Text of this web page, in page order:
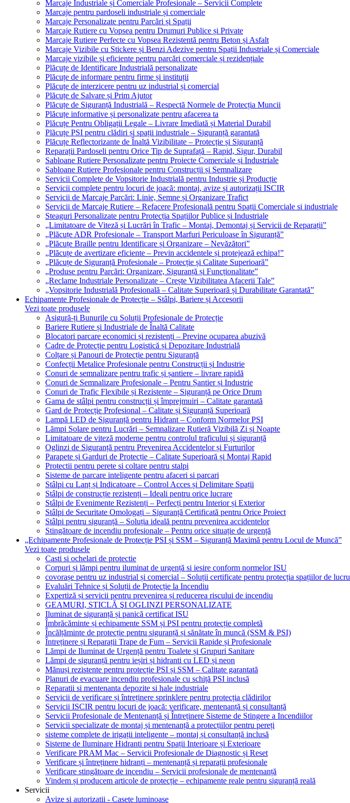
Marcaje Industriale și Comerciale Profesionale – Servicii Complete
Marcaje pentru pardoseli industriale și comerciale
Marcaje Personalizate pentru Parcări și Spații
Marcaje Rutiere cu Vopsea pentru Drumuri Publice și Private
Marcaje Rutiere Perfecte cu Vopsea Rezistentă pentru Beton și Asfalt
Marcaje Vizibile cu Stickere și Benzi Adezive pentru Spații Industriale și Comerciale
Marcaje vizibile și eficiente pentru parcări comerciale și rezidențiale
Plăcuțe de Identificare Industrială personalizate
Plăcuțe de informare pentru firme și instituții
Plăcuțe de interzicere pentru uz industrial și comercial
Plăcuțe de Salvare și Prim Ajutor
Plăcuțe de Siguranță Industrială – Respectă Normele de Protecția Muncii
Plăcuțe informative și personalizate pentru afacerea ta
Plăcuțe Pentru Obligații Legale – Livrare Imediată și Material Durabil
Plăcuțe PSI pentru clădiri și spații industriale – Siguranță garantată
Plăcuțe Reflectorizante de Înaltă Vizibilitate – Protecție și Siguranță
Reparații Pardoseli pentru Orice Tip de Suprafață – Rapid, Sigur, Durabil
Sabloane Rutiere Personalizate pentru Proiecte Comerciale și Industriale
Sabloane Rutiere Profesionale pentru Construcții și Semnalizare
Servicii Complete de Vopsitorie Industrială pentru Industrie și Producție
Servicii complete pentru locuri de joacă: montaj, avize și autorizații ISCIR
Servicii de Marcaje Parcări: Linie, Semne și Organizare Trafict
Servicii de Marcaje Rutiere – Refacere Profesională pentru Spații Comerciale si industriale
Steaguri Personalizate pentru Protecția Spațiilor Publice și Industriale
„Limitatoare de Viteză și Lucrări în Trafic – Montaj, Demontaj și Servicii de Reparații”
„Plăcuțe ADR Profesionale – Transport Marfuri Periculoase în Siguranță”
„Plăcuțe Braille pentru Identificare și Organizare – Nevăzători”
„Plăcuțe de avertizare eficiente – Previn accidentele și protejează echipa!”
„Plăcuțe de Siguranță Profesionale – Protecție și Calitate Superioară”
„Produse pentru Parcări: Organizare, Siguranță și Funcționalitate”
„Reclame Industriale Personalizate – Crește Vizibilitatea Afacerii Tale”
„Vopsitorie Industrială Profesională – Calitate Superioară și Durabilitate Garantată”
Echipamente Profesionale de Protecție – Stâlpi, Bariere și Accesorii
Vezi toate produsele
Asigură-ți Bunurile cu Soluții Profesionale de Protecție
Bariere Rutiere și Industriale de Înaltă Calitate
Blocatori parcare economici și rezistenți – Previne ocuparea abuzivă
Cadre de Protecție pentru Logistică și Depozitare Industrială
Colțare și Panouri de Protecție pentru Siguranță
Confecții Metalice Profesionale pentru Construcții și Industrie
Conuri de semnalizare pentru trafic și șantiere – livrare rapidă
Conuri de Semnalizare Profesionale – Pentru Șantier și Industrie
Conuri de Trafic Flexibile și Rezistente – Siguranță pe Orice Drum
Gama de stâlpi pentru construcții și împrejmuiri – Calitate garantată
Gard de Protecție Profesional – Calitate și Siguranță Superioară
Lampă LED de Siguranță pentru Hidrant – Conform Normelor PSI
Lămpi Solare pentru Lucrări – Semnalizare Rutieră Vizibilă Zi și Noapte
Limitatoare de viteză moderne pentru controlul traficului și siguranță
Oglinzi de Siguranță pentru Prevenirea Accidentelor și Furturilor
Parapete și Garduri de Protecție – Calitate Superioară și Montaj Rapid
Protectii pentru perete si coltare pentru stalpi
Sisteme de parcare inteligente pentru afaceri si parcari
Stâlpi cu Lanț și Indicatoare – Control Acces și Delimitare Spații
Stâlpi de construcție rezistenți – Ideali pentru orice lucrare
Stâlpi de Evenimente Rezistenți – Perfecți pentru Interior și Exterior
Stâlpi de Securitate Omologați – Siguranță Certificată pentru Orice Proiect
Stâlpi pentru siguranță – Soluția ideală pentru prevenirea accidentelor
Stingătoare de incendiu profesionale – Pentru orice situație de urgență
„Echipamente Profesionale de Protecție PSI și SSM – Siguranță Maximă pentru Locul de Muncă”
Vezi toate produsele
Casti si ochelari de protectie
Corpuri și lămpi pentru iluminat de urgență si iesire conform normelor ISU
covorașe pentru uz industrial și comercial – Soluții certificate pentru protecția spațiilor de lucru
Evaluări Tehnice și Soluții de Protecție la Incendiu
Expertiză și servicii pentru prevenirea și reducerea riscului de incendiu
GEAMURI, STICLĂ ŞI OGLINZI PERSONALIZATE
Iluminat de siguranță și panică certificat ISU
Îmbrăcăminte și echipamente SSM și PSI pentru protecție completă
Încălțăminte de protecție pentru siguranță și sănătate în muncă (SSM & PSI)
Întreținere și Reparații Trape de Fum – Servicii Rapide și Profesionale
Lămpi de Iluminat de Urgență pentru Toalete și Grupuri Sanitare
Lămpi de siguranță pentru ieșiri și hidranti cu LED și neon
Mănuși rezistente pentru protecție PSI și SSM – Calitate garantată
Planuri de evacuare incendiu profesionale cu schiță PSI inclusă
Reparatii si mentenanta depozite si hale industriale
Servicii de verificare și întreținere sprinklere pentru protecția clădirilor
Servicii ISCIR pentru locuri de joacă: verificare, mentenanță și consultanță
Servicii Profesionale de Mentenanță și Întreținere Sisteme de Stingere a Incendiilor
Servicii specializate de montaj și mentenanță a protecțiilor pentru pereți
sisteme complete de irigații inteligente – montaj și consultanță inclusă
Sisteme de Iluminare Hidranti pentru Spații Interioare și Exterioare
Verificare PRAM Mac – Servicii Profesionale de Diagnostic și Reset
Verificare și întreținere hidranți – mentenanță și reparații profesionale
Verificare stingătoare de incendiu – Servicii profesionale de mentenanță
Vindem și producem articole de protecție – echipamente reale pentru siguranță reală
Servicii
Avize si autorizatii - Casete luminoase